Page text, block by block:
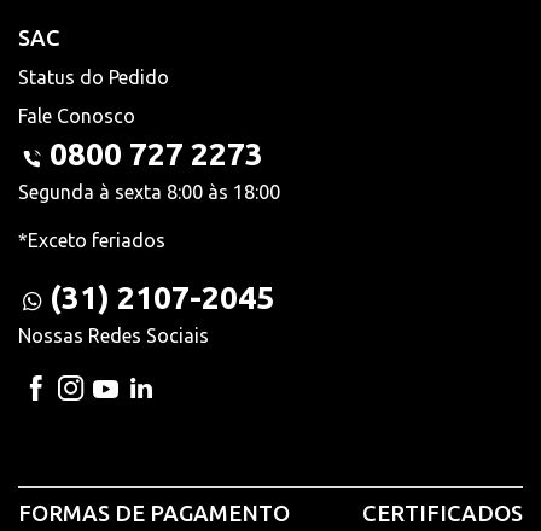
SAC
Status do Pedido
Fale Conosco
0800 727 2273
Segunda à sexta 8:00 às 18:00
*Exceto feriados
(31) 2107-2045
Nossas Redes Sociais
FORMAS DE PAGAMENTO CERTIFICADOS